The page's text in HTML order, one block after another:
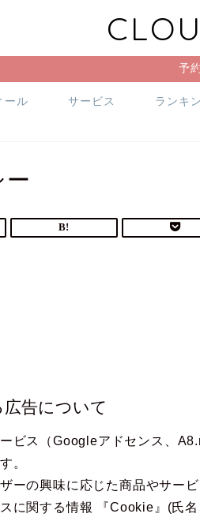
予
ール サービス ランキ
告について
ビス（Googleアドセンス、
。
ーの興味に応じた商品やサー
に関する情報 『Cookie』(氏